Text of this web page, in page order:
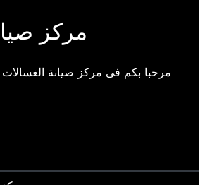
مركز
مرحبا بكم فى مركز صيانة الغسالات